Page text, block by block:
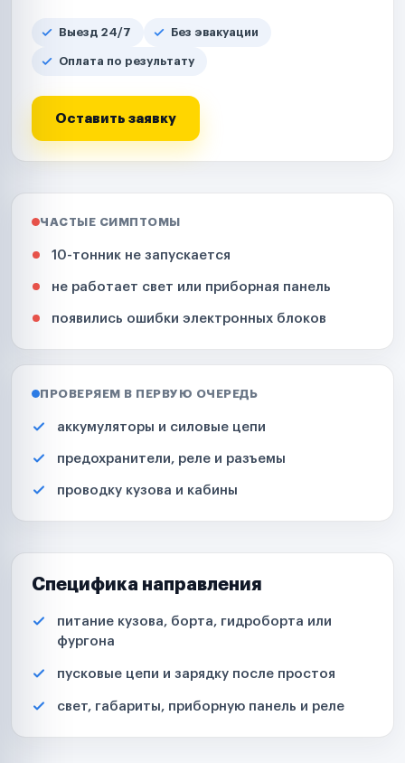
Выезд 24/7 Без эвакуации
Оплата по результату
Оставить заявку
ЧАСТЫЕ СИМПТОМЫ
10-тонник не запускается
не работает свет или приборная панель
появились ошибки электронных блоков
ПРОВЕРЯЕМ В ПЕРВУЮ ОЧЕРЕДЬ
аккумуляторы и силовые цепи
предохранители, реле и разъемы
проводку кузова и кабины
Специфика направления
питание кузова, борта, гидроборта или
фургона
пусковые цепи и зарядку после простоя
свет, габариты, приборную панель и реле